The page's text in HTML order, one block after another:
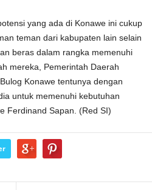
yang ada di Konawe ini cukup
teman dari kabupaten lain selain
beras dalam rangka memenuhi
mereka, Pemerintah Daerah
Konawe tentunya dengan
untuk memenuhi kebutuhan
Ferdinand Sapan. (Red SI)